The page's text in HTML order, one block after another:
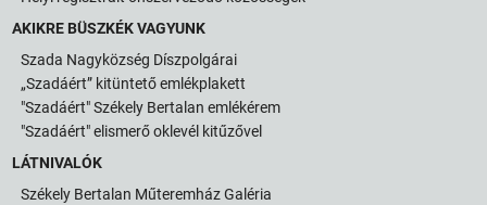
AKIKRE BÜSZKÉK VAGYUNK
Szada Nagyközség Díszpolgárai
„Szadáért” kitüntető emlékplakett
"Szadáért" Székely Bertalan emlékérem
"Szadáért" elismerő oklevél kitűzővel
LÁTNIVALÓK
Székely Bertalan Műteremház Galéria